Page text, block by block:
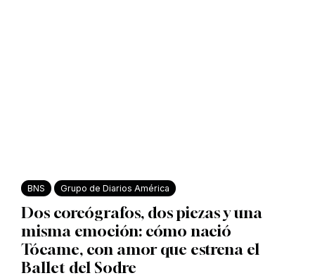
BNS Grupo de Diarios América
Dos coreógrafos, dos piezas y una
misma emoción: cómo nació
Tócame, con amor que estrena el
Ballet del Sodre